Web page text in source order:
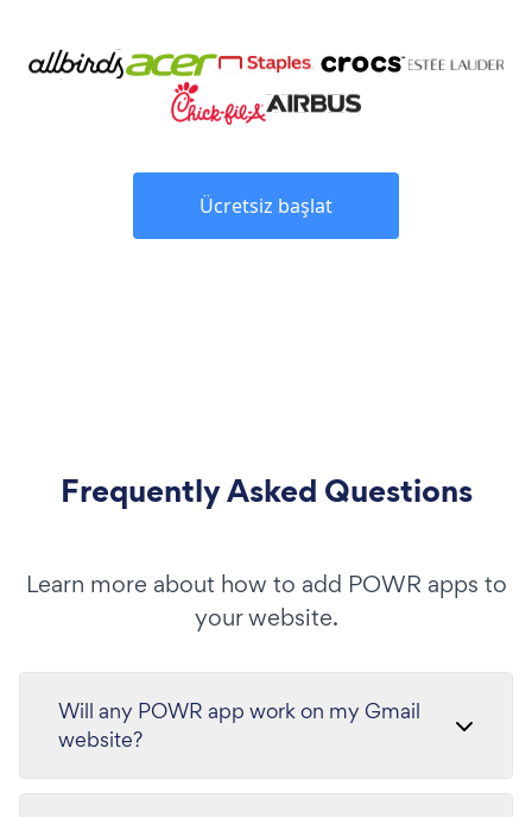
Ücretsiz başlat
Frequently Asked Questions
Learn more about how to add POWR apps to
your website.
Will any POWR app work on my Gmail
website?